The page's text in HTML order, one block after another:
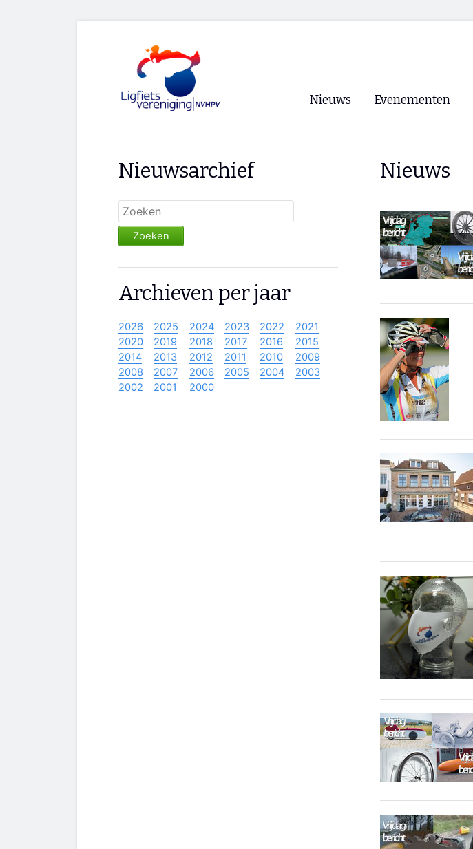
Nieuws Evenementen
Paastreffen
CycleVision
Nieuws
Nieuwsarchief
Zoeken
Archieven per jaar
2026 2025 2024 2023 2022
2021
2020
2019 2018 2017 2016
2015
2014
2013 2012 2011 2010
2009
2008
2007 2006 2005 2004
2003
2002
2001 2000